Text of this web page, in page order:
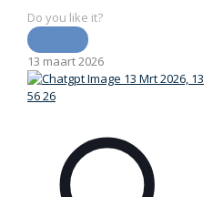
Do you like it?
13 maart 2026